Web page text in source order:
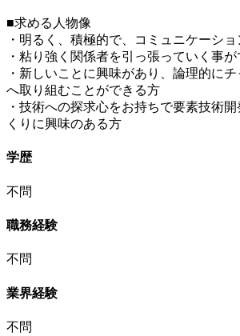
■求める人物像
・明るく、積極的で、コミュニケーシ
・粘り強く関係者を引っ張っていく事
・新しいことに興味があり、論理的に
へ取り組むことができる方
・技術への探求心をお持ちで要素技術
くりに興味のある方
学歴
不問
職務経験
不問
業界経験
不問